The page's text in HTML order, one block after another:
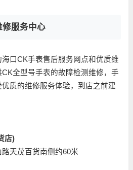
服务中心
口CK手表售后服务网点和优质维
全型号手表的故障检测维修，手
质的维修服务体验，到店之前建
店)
天茂百货南侧约60米